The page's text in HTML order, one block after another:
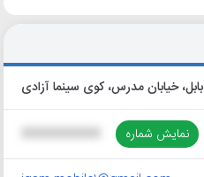
بابل، خیابان مدرس، کوی سینما آزادی
نمایش شماره